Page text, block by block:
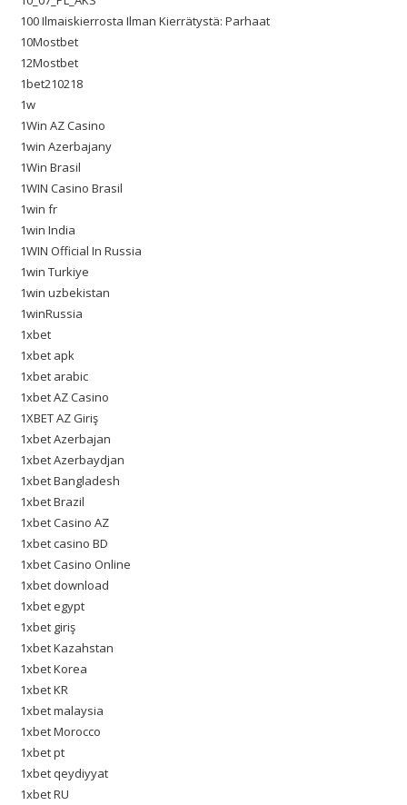
100 Ilmaiskierrosta Ilman Kierrätystä: Parhaat
10Mostbet
12Mostbet
1bet210218
1w
1Win AZ Casino
1win Azerbajany
1Win Brasil
1WIN Casino Brasil
1win fr
1win India
1WIN Official In Russia
1win Turkiye
1win uzbekistan
1winRussia
1xbet
1xbet apk
1xbet arabic
1xbet AZ Casino
1XBET AZ Giriş
1xbet Azerbajan
1xbet Azerbaydjan
1xbet Bangladesh
1xbet Brazil
1xbet Casino AZ
1xbet casino BD
1xbet Casino Online
1xbet download
1xbet egypt
1xbet giriş
1xbet Kazahstan
1xbet Korea
1xbet KR
1xbet malaysia
1xbet Morocco
1xbet pt
1xbet qeydiyyat
1xbet RU